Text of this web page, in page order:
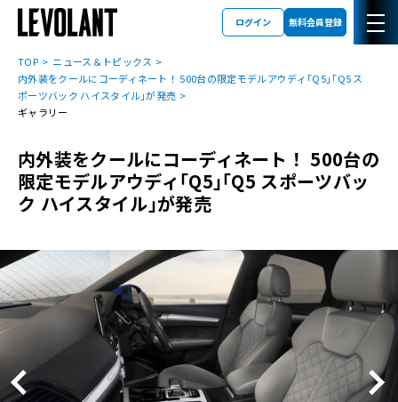
ログイン 無料会員登録
TOP
ニュース＆トピックス
内外装をクールにコーディネート！ 500台の限定モデルアウディ｢Q5｣｢Q5 ス
ポーツバック ハイスタイル｣が発売
ギャラリー
内外装をクールにコーディネート！ 500台の
限定モデルアウディ｢Q5｣｢Q5 スポーツバッ
ク ハイスタイル｣が発売